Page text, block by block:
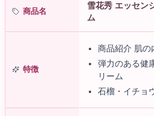
商品名
雪花秀 エッセン
ム
特徴
商品紹介 肌の
弾力のある健
リーム
石榴・イチョ